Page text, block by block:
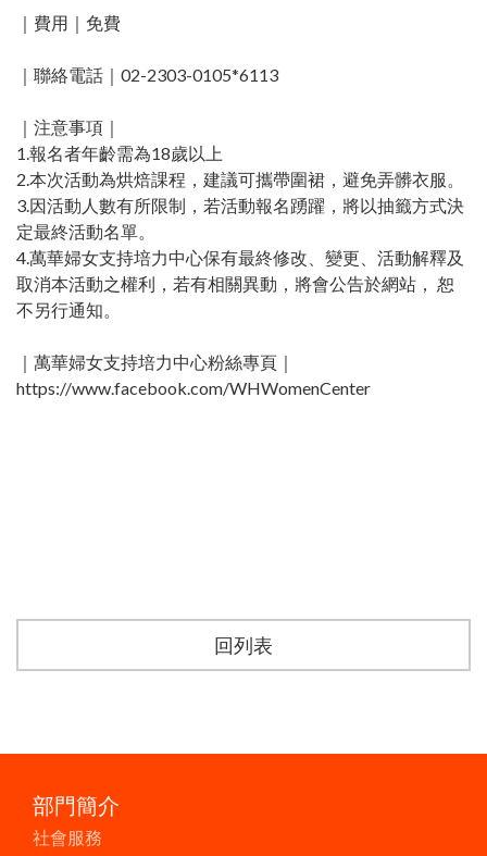
｜費用｜免費
｜聯絡電話｜02-2303-0105*6113 ​
｜注意事項｜
1.報名者年齡需為18歲以上
2.本次活動為烘焙課程，建議可攜帶圍裙，避免弄髒衣服。
3.因活動人數有所限制，若活動報名踴躍，將以抽籤方式決
定最終活動名單。
4.萬華婦女支持培力中心保有最終修改、變更、活動解釋及
取消本活動之權利，若有相關異動，將會公告於網站， 恕
不另行通知。
｜萬華婦女支持培力中心粉絲專頁｜
https://www.facebook.com/WHWomenCenter
回列表
部門簡介
社會服務